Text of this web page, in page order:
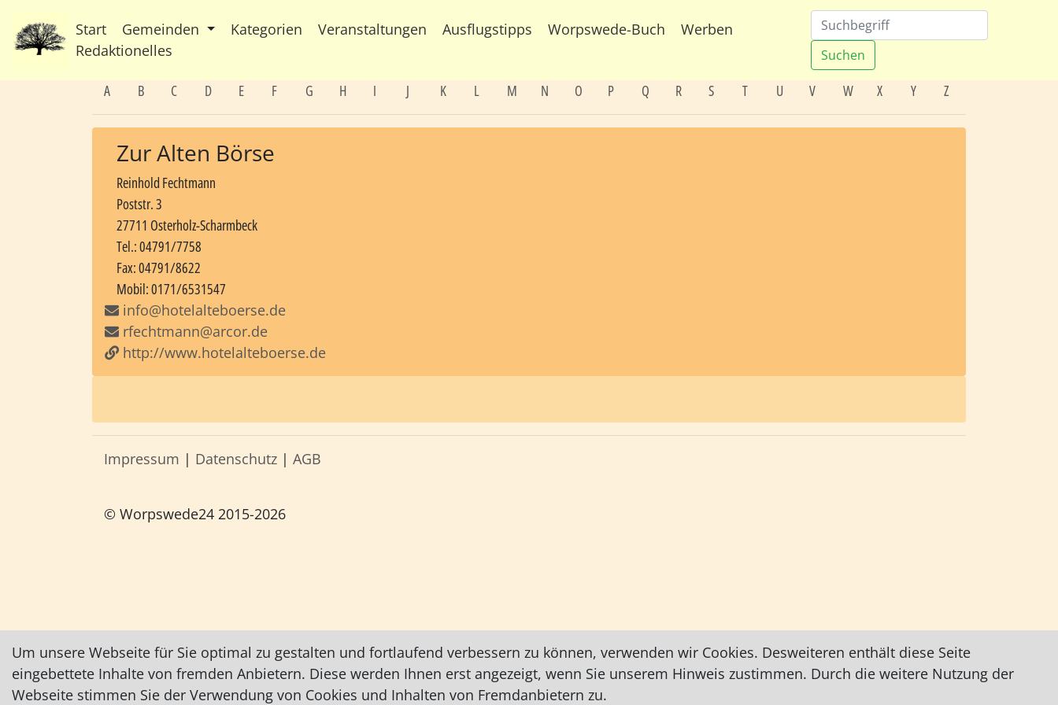
Start Gemeinden Kategorien Veranstaltungen Ausflugstipps Worpswede-Buch
Werben
Redaktionelles
Suchen
A B C D E F G H I J K L M N O P Q R S T U V W X Y Z
Zur Alten Börse
Reinhold Fechtmann
Poststr. 3
27711 Osterholz-Scharmbeck
Tel.: 04791/7758
Fax: 04791/8622
Mobil: 0171/6531547
info@hotelalteboerse.de
rfechtmann@arcor.de
http://www.hotelalteboerse.de
Impressum | Datenschutz | AGB
© Worpswede24 2015-2026
Um unsere Webseite für Sie optimal zu gestalten und fortlaufend verbessern zu können, verwenden wir Cookies. Desweiteren enthält diese Seite
eingebettete Inhalte von fremden Anbietern. Diese werden Ihnen erst angezeigt, wenn Sie unserem Hinweis zustimmen. Durch die weitere Nutzung der
Webseite stimmen Sie der Verwendung von Cookies und Inhalten von Fremdanbietern zu.